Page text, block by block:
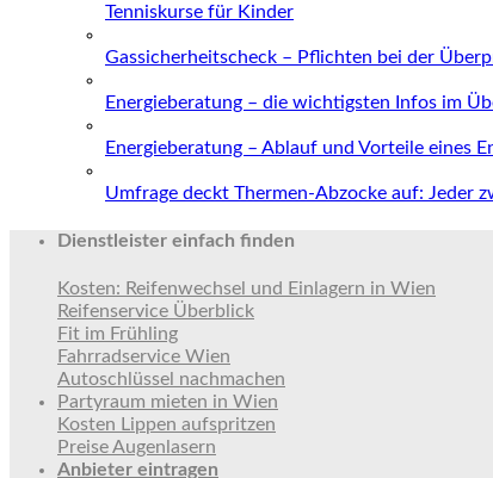
Tenniskurse für Kinder
Gassicherheitscheck – Pflichten bei der
Energieberatung – die wichtigsten Infos im
Energieberatung – Ablauf und Vorteile eines
Umfrage deckt Thermen-Abzocke auf: Jeder
Dienstleister einfach finden
Kosten: Reifenwechsel und Einlagern in Wien
Reifenservice Überblick
Fit im Frühling
Fahrradservice Wien
Autoschlüssel nachmachen
Partyraum mieten in Wien
Kosten Lippen aufspritzen
Preise Augenlasern
Anbieter eintragen